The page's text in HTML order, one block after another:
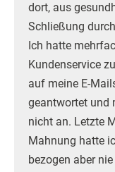
dort, aus
Schließung
Ich hatte
Kundenservice
auf meine E-
geantwortet und
nicht an. Letzte
Mahnung hatte
bezogen aber